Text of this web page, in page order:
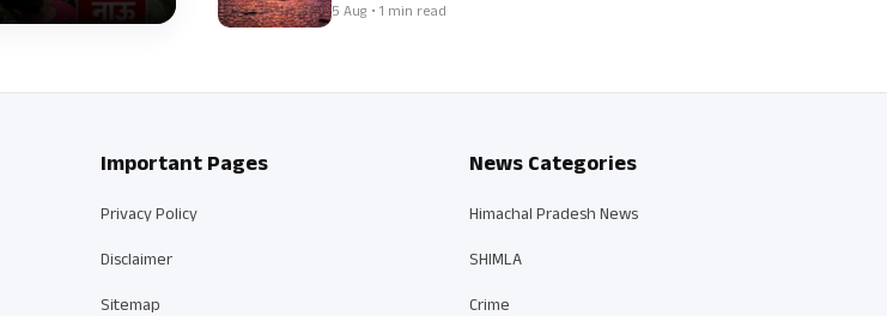
5 Aug • 1 min read
Important Pages
Privacy Policy
Disclaimer
Sitemap
News Categories
Himachal Pradesh News
SHIMLA
Crime